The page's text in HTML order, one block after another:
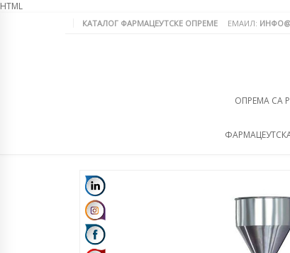
HTML
КАТАЛОГ ФАРМАЦЕУТСКЕ ОПРЕМЕ ЕМАИЛ:
ОПРЕМА СА